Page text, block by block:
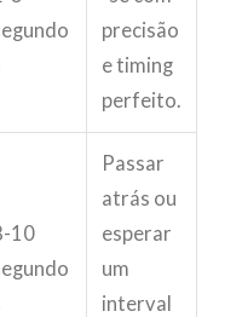
precisão
e timing
perfeito.
10
Passar
atrás ou
esperar
um
interval